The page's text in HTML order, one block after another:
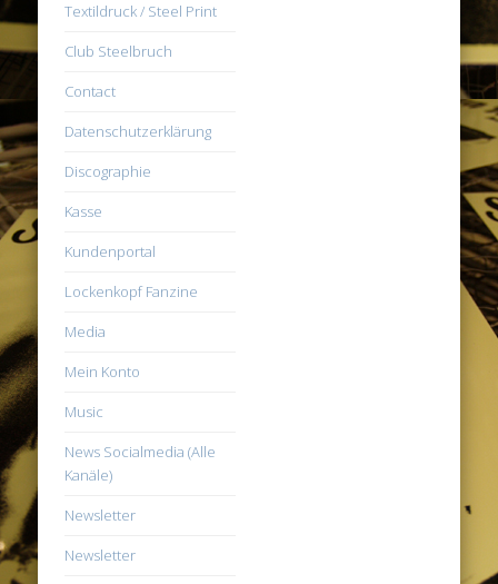
Textildruck / Steel Print
Club Steelbruch
Contact
Datenschutzerklärung
Discographie
Kasse
Kundenportal
Lockenkopf Fanzine
Media
Mein Konto
Music
News Socialmedia (Alle
Kanäle)
Newsletter
Newsletter